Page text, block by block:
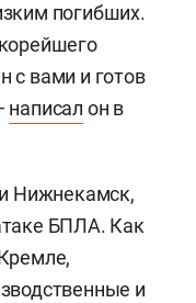
погибших.
с вами и готов
написал он в
Нижнекамск,
БПЛА. Как
и